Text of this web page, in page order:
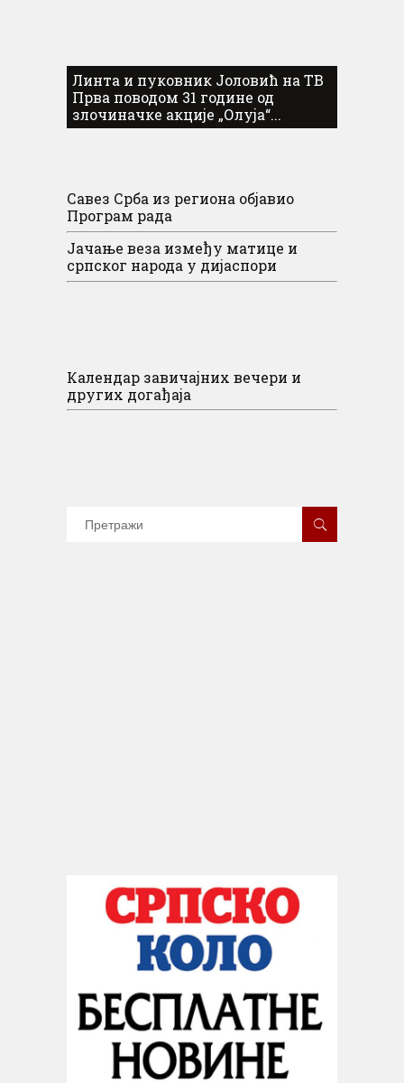
Линта и пуковник Јоловић на ТВ
Прва поводом 31 године од
злочиначке акције „Олуја“...
Савез Срба из региона објавио
Програм рада
Јачање веза између матице и
српског народа у дијаспори
Календар завичајних вечери и
других догађаја